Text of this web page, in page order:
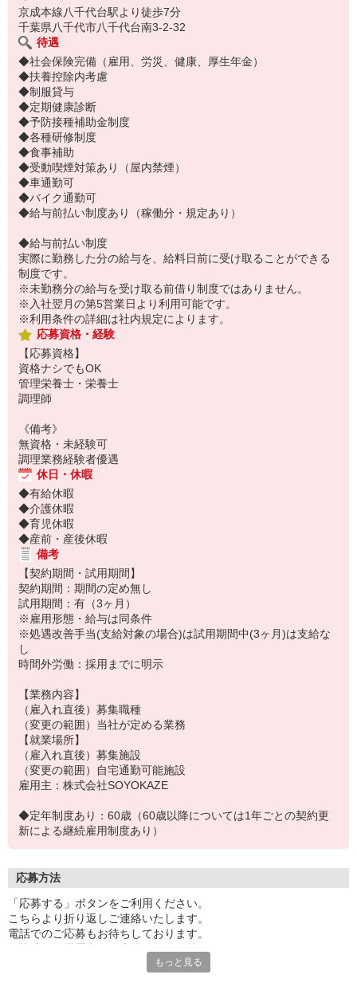
京成本線八千代台駅より徒歩7分
千葉県八千代市八千代台南3-2-32
待遇
◆社会保険完備（雇用、労災、健康、厚生年金）
◆扶養控除内考慮
◆制服貸与
◆定期健康診断
◆予防接種補助金制度
◆各種研修制度
◆食事補助
◆受動喫煙対策あり（屋内禁煙）
◆車通勤可
◆バイク通勤可
◆給与前払い制度あり（稼働分・規定あり）
◆給与前払い制度
実際に勤務した分の給与を、給料日前に受け取ることができる
制度です。
※未勤務分の給与を受け取る前借り制度ではありません。
※入社翌月の第5営業日より利用可能です。
※利用条件の詳細は社内規定によります。
応募資格・経験
【応募資格】
資格ナシでもOK
管理栄養士・栄養士
調理師
《備考》
無資格・未経験可
調理業務経験者優遇
休日・休暇
◆有給休暇
◆介護休暇
◆育児休暇
◆産前・産後休暇
備考
【契約期間・試用期間】
契約期間：期間の定め無し
試用期間：有（3ヶ月）
※雇用形態・給与は同条件
※処遇改善手当(支給対象の場合)は試用期間中(3ヶ月)は支給な
し
時間外労働：採用までに明示
【業務内容】
（雇入れ直後）募集職種
（変更の範囲）当社が定める業務
【就業場所】
（雇入れ直後）募集施設
（変更の範囲）自宅通勤可能施設
雇用主：株式会社SOYOKAZE
◆定年制度あり：60歳（60歳以降については1年ごとの契約更
新による継続雇用制度あり）
応募方法
「応募する」ボタンをご利用ください。
こちらより折り返しご連絡いたします。
電話でのご応募もお待ちしております。
※お電話でのお問い合わせは、光IP電話、及びIP電話からはご利用
もっと見る